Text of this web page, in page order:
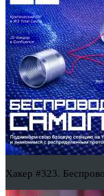
Хакер #323.